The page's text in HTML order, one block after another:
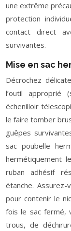
une extrême
protection
contact direct
survivantes.
Mise en sac
Décrochez
l’outil approprié
échenilloir
le faire tomber
guêpes
sac poubelle
hermétiquement
ruban adhésif
étanche.
pour contenir le
fois le sac fermé,
trous, de